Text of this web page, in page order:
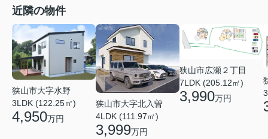
近隣の物件
狭山市大字水野
3LDK (122.25㎡)
4,950万円
狭山市大字北入曽
4LDK (111.97㎡)
3,999万円
狭山市広瀬２丁目
7LDK (205.12㎡)
3,990万円